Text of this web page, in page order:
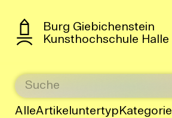
Burg Giebichenstein
Kunsthochschule Halle
AlleArtikeluntertyp Kategorie